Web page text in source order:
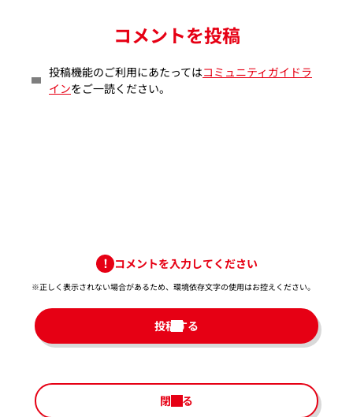
コメントを投稿
投稿機能のご利用にあたってはコミュニティガイドラ
インをご一読ください。
コメントを入力してください
※正しく表示されない場合があるため、環境依存文字の使用はお控えください。​
投稿する
閉じる